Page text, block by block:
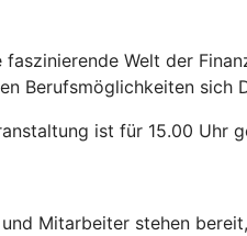
Welt der
Berufsmöglichkeiten sich
ist für 15.00 Uhr
Mitarbeiter stehen